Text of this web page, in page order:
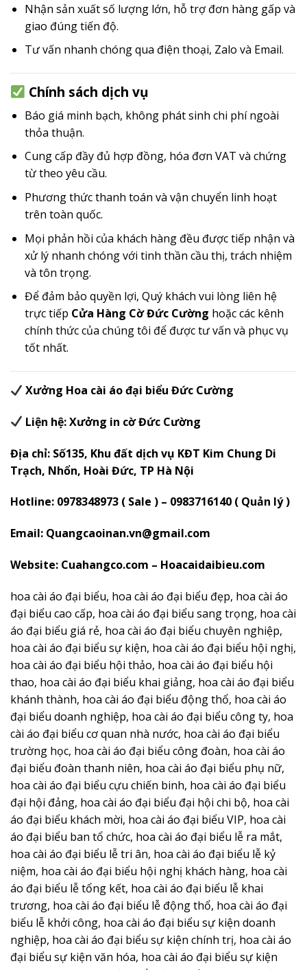
Nhận sản xuất số lượng lớn, hỗ trợ đơn hàng gấp và
giao đúng tiến độ.
Tư vấn nhanh chóng qua điện thoại, Zalo và Email.
Chính sách dịch vụ
Báo giá minh bạch, không phát sinh chi phí ngoài
thỏa thuận.
Cung cấp đầy đủ hợp đồng, hóa đơn VAT và chứng
từ theo yêu cầu.
Phương thức thanh toán và vận chuyển linh hoạt
trên toàn quốc.
Mọi phản hồi của khách hàng đều được tiếp nhận và
xử lý nhanh chóng với tinh thần cầu thị, trách nhiệm
và tôn trọng.
Để đảm bảo quyền lợi, Quý khách vui lòng liên hệ
trực tiếp Cửa Hàng Cờ Đức Cường hoặc các kênh
chính thức của chúng tôi để được tư vấn và phục vụ
tốt nhất.
Xưởng Hoa cài áo đại biểu Đức Cường
Liện hệ: Xưởng in cờ Đức Cường
Địa chỉ: Số135, Khu đất dịch vụ KĐT Kim Chung Di
Trạch, Nhổn, Hoài Đức, TP Hà Nội
Hotline: 0978348973 ( Sale ) – 0983716140 ( Quản lý )
Email: Quangcaoinan.vn@gmail.com
Website: Cuahangco.com – Hoacaidaibieu.com
hoa cài áo đại biểu, hoa cài áo đại biểu đẹp, hoa cài áo
đại biểu cao cấp, hoa cài áo đại biểu sang trọng, hoa cài
áo đại biểu giá rẻ, hoa cài áo đại biểu chuyên nghiệp,
hoa cài áo đại biểu sự kiện, hoa cài áo đại biểu hội nghị,
hoa cài áo đại biểu hội thảo, hoa cài áo đại biểu hội
thao, hoa cài áo đại biểu khai giảng, hoa cài áo đại biểu
khánh thành, hoa cài áo đại biểu động thổ, hoa cài áo
đại biểu doanh nghiệp, hoa cài áo đại biểu công ty, hoa
cài áo đại biểu cơ quan nhà nước, hoa cài áo đại biểu
trường học, hoa cài áo đại biểu công đoàn, hoa cài áo
đại biểu đoàn thanh niên, hoa cài áo đại biểu phụ nữ,
hoa cài áo đại biểu cựu chiến binh, hoa cài áo đại biểu
đại hội đảng, hoa cài áo đại biểu đại hội chi bộ, hoa cài
áo đại biểu khách mời, hoa cài áo đại biểu VIP, hoa cài
áo đại biểu ban tổ chức, hoa cài áo đại biểu lễ ra mắt,
hoa cài áo đại biểu lễ tri ân, hoa cài áo đại biểu lễ kỷ
niệm, hoa cài áo đại biểu hội nghị khách hàng, hoa cài
áo đại biểu lễ tổng kết, hoa cài áo đại biểu lễ khai
trương, hoa cài áo đại biểu lễ động thổ, hoa cài áo đại
biểu lễ khởi công, hoa cài áo đại biểu sự kiện doanh
nghiệp, hoa cài áo đại biểu sự kiện chính trị, hoa cài áo
đại biểu sự kiện văn hóa, hoa cài áo đại biểu sự kiện